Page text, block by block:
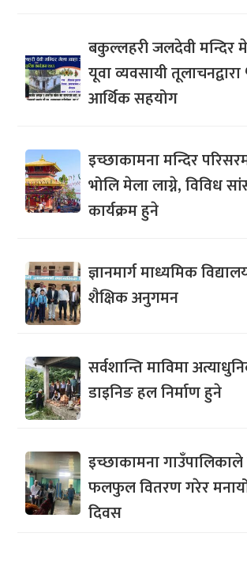
बकुल्लहरी जलदेवी मन्दिर
यूवा व्यवसायी
आर्थिक सहयोग
इच्छाकामना मन्दिर
भोलि मेला लाग्ने, विविध
कार्यक्रम हुने
ज्ञानमार्ग माध्यमिक
शैक्षिक अनुगमन
सर्वशान्ति माविमा
डाइनिङ हल निर्माण हुने
इच्छाकामना गाउँपालिकाले
फलफुल वितरण गरेर
दिवस